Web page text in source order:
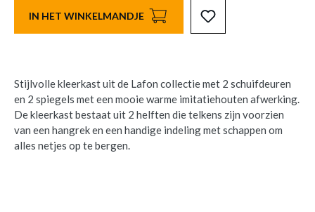
IN HET WINKELMANDJE
Stijlvolle kleerkast uit de Lafon collectie met 2 schuifdeuren
en 2 spiegels met een mooie warme imitatiehouten afwerking.
De kleerkast bestaat uit 2 helften die telkens zijn voorzien
van een hangrek en een handige indeling met schappen om
alles netjes op te bergen.